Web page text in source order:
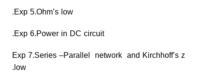
Exp 5.Ohm’s low.
Exp 6.Power in DC circuit.
Exp 7.Series –Parallel network and Kirchhoff’s z
low.